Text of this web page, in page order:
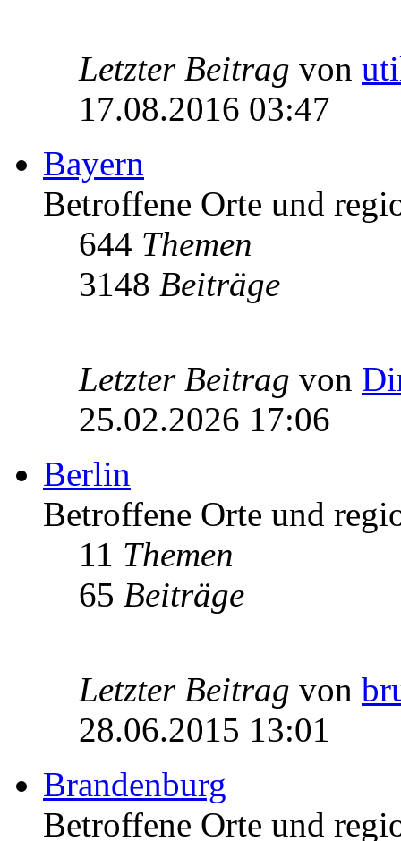
Letzter Beitrag von
17.08.2016 03:47
Bayern
Betroffene Orte und
644 Themen
3148 Beiträge
Letzter Beitrag von
25.02.2026 17:06
Berlin
Betroffene Orte und
11 Themen
65 Beiträge
Letzter Beitrag von
28.06.2015 13:01
Brandenburg
Betroffene Orte und